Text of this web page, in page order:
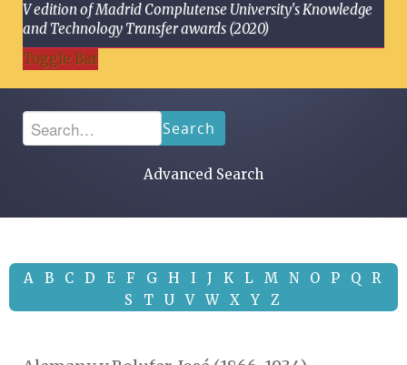
V edition of Madrid Complutense University's Knowledge
and Technology Transfer awards (2020)
Toggle Bar
Search
Advanced Search
A B C D E F G H I J K L M N O P Q
R
S
T U V W X Y Z